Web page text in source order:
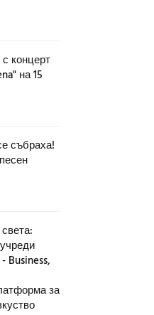
концерт
на 15
събраха!
Business,
за